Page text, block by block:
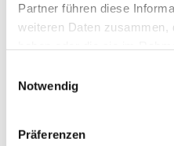
Partner führen diese
weiteren Daten zusammen,
Notwendig
Präferenzen
Übernachtungen:2 Nächte
Reisezeitraum: 24. Juni bis